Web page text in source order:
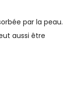
par la peau.
aussi être